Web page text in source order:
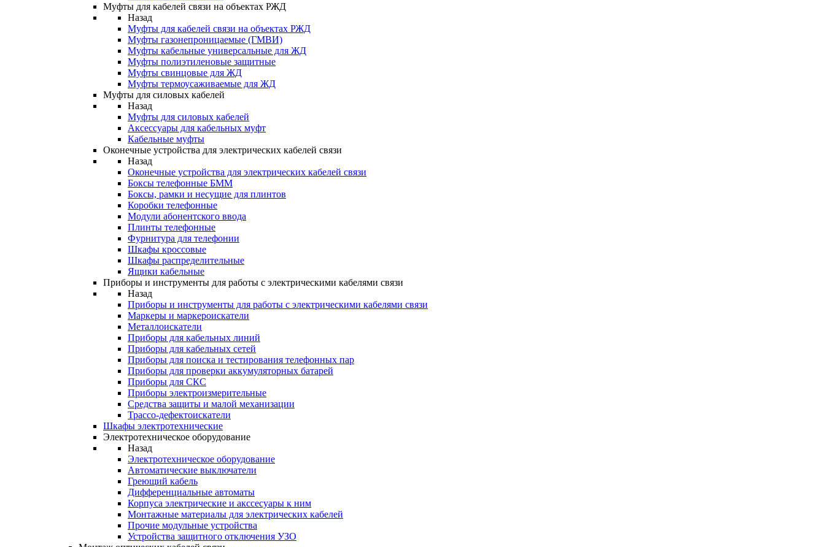
Муфты для кабелей связи на объектах РЖД
Назад
Муфты для кабелей связи на объектах РЖД
Муфты газонепроницаемые (ГМВИ)
Муфты кабельные универсальные для ЖД
Муфты полиэтиленовые защитные
Муфты свинцовые для ЖД
Муфты термоусаживаемые для ЖД
Муфты для силовых кабелей
Назад
Муфты для силовых кабелей
Аксессуары для кабельных муфт
Кабельные муфты
Оконечные устройства для электрических кабелей связи
Назад
Оконечные устройства для электрических кабелей связи
Боксы телефонные БММ
Боксы, рамки и несущие для плинтов
Коробки телефонные
Модули абонентского ввода
Плинты телефонные
Фурнитура для телефонии
Шкафы кроссовые
Шкафы распределительные
Ящики кабельные
Приборы и инструменты для работы с электрическими кабелями связи
Назад
Приборы и инструменты для работы с электрическими кабелями связи
Маркеры и маркероискатели
Металлоискатели
Приборы для кабельных линий
Приборы для кабельных сетей
Приборы для поиска и тестирования телефонных пар
Приборы для проверки аккумуляторных батарей
Приборы для СКС
Приборы электроизмерительные
Средства защиты и малой механизации
Трассо-дефектоискатели
Шкафы электротехнические
Электротехническое оборудование
Назад
Электротехническое оборудование
Автоматические выключатели
Греющий кабель
Дифференциальные автоматы
Корпуса электрические и акссесуары к ним
Монтажные материалы для электрических кабелей
Прочие модульные устройства
Устройства защитного отключения УЗО